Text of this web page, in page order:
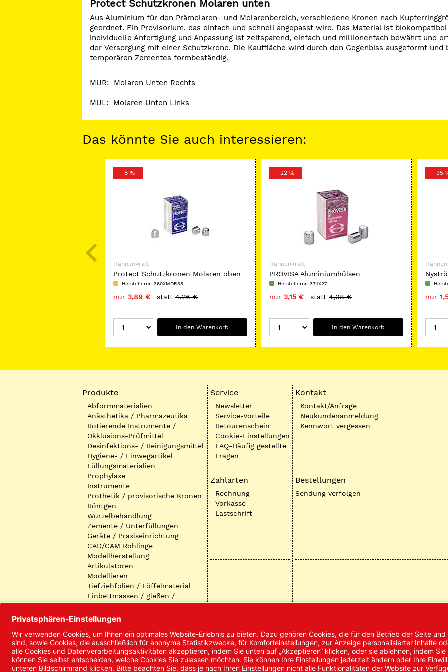
Protect Schutzkronen Molaren unten
Aus Aluminium für den Prämolaren- und Molarenbereich, verschiedene Kronen nach
geordnet. Ein Provisorium, das einfach und schnell angepasst wird. Das Material ist
individuelle Anfertigung und Anpassung ist zeitsparend, einfach und millionenfach bewährt und
der Versorgung mit einer Schutzkrone. Die Kauffläche wird durch den Gegenbiss ausgeformt und
temporären Zementes formbeständig.
MUR: Molaren Unten Rechts
MUL: Molaren Unten Links
Das könnte Sie auch interessieren:
-8 %
Hahnenkratt
Protect Schutzkronen Molaren oben
Herstellernr: 360XMOR35
nur 3,89 € statt 4,26 €
In den Warenkorb
-22 %
Hahnenkratt
PROVISA Aluminiumhülsen
Herstellernr: 374X27
nur 3,15 € statt 4,08 €
In den Warenkorb
-35
nur
Produkte
Abformmaterialien
Anästhetika / Pharmazeutika
Rotierende Instrumente /
Okklusions-Prüfmittel
Desinfektions- / Reinigungsmittel
Hygiene- / Einwegartikel
Füllungsmaterialien
Prophylaxe
Instrumente
Prothetik / provisorische Kronen
Röntgen
Wurzelbehandlung
Zemente / Unterfüllungen
Geräte / Praxiseinrichtung
CAD/CAM Rohlinge
Modellherstellung
Artikulatoren
Modellieren
Tiefziehfolien / Löffelmaterial
Einbettmassen / gießen /
Oberflächenbearbeitung
Keramik
Verblendmaterialien
Instrumente
Kieferorthopädie /
Klammerdrähte
Service
Newsletter
Service-Vorteile
Retourenschein
Cookie-Einstellungen
FAQ-Häufig gestellte
Fragen
Zahlarten
Rechnung
Vorkasse
Lastschrift
Kontakt
Kontakt/Anfrage
Neukundenanmeldung
Kennwort vergessen
Bestellungen
Sendung verfolgen